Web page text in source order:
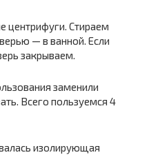
центрифуги. Стираем
— в ванной. Если
закрываем.
заменили
Всего пользуемся 4
изолирующая